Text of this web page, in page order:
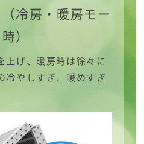
（冷房・暖房モー
）
上げ、暖房時は徐々に
冷やしすぎ、暖めすぎ